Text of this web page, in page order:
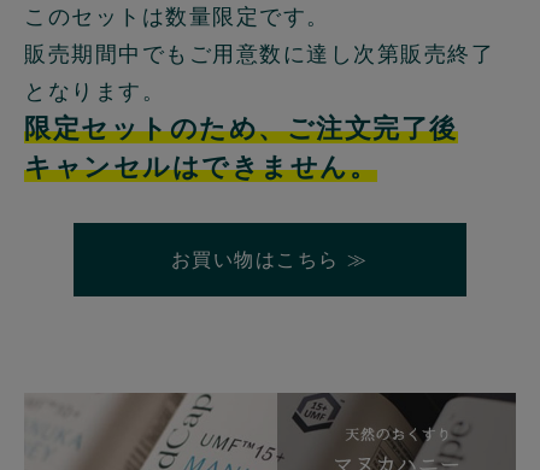
このセットは数量限定です。
販売期間中でもご用意数に達し次第販売終了
となります。
限定セットのため、ご注文完了後
キャンセルはできません。
お買い物はこちら ≫